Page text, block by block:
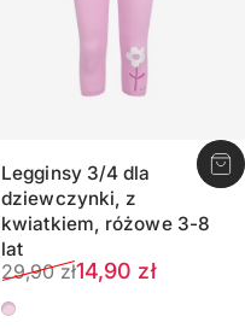
Legginsy 3/4 dla
dziewczynki, z
kwiatkiem, różowe 3-8
lat
Cena sprzedaży
14,90 zł
Normalna cena
29,90 zł
Różowy